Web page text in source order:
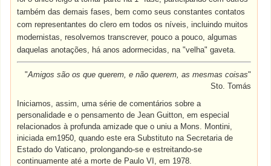
também das demais fases, bem como seus constantes contatos
com representantes do clero em todos os níveis, incluindo muitos
modernistas, resolvemos transcrever, pouco a pouco, algumas
daquelas anotações, há anos adormecidas, na "velha" gaveta.
"Amigos são os que querem, e não querem, as mesmas coisas"
Sto. Tomás
Iniciamos, assim, uma série de comentários sobre a
personalidade e o pensamento de Jean Guitton, em especial
relacionados à profunda amizade que o uniu a Mons. Montini,
iniciada em1950, quando este era Substituto na Secretaria de
Estado do Vaticano, prolongando-se e estreitando-se
continuamente até a morte de Paulo VI, em 1978.